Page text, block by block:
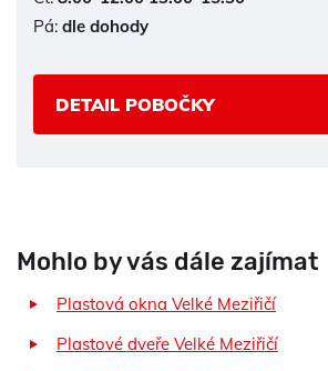
Pá: dle dohody
DETAIL POBOČKY
Mohlo by vás dále zajímat
Plastová okna Velké Meziřičí
Plastové dveře Velké Meziřičí